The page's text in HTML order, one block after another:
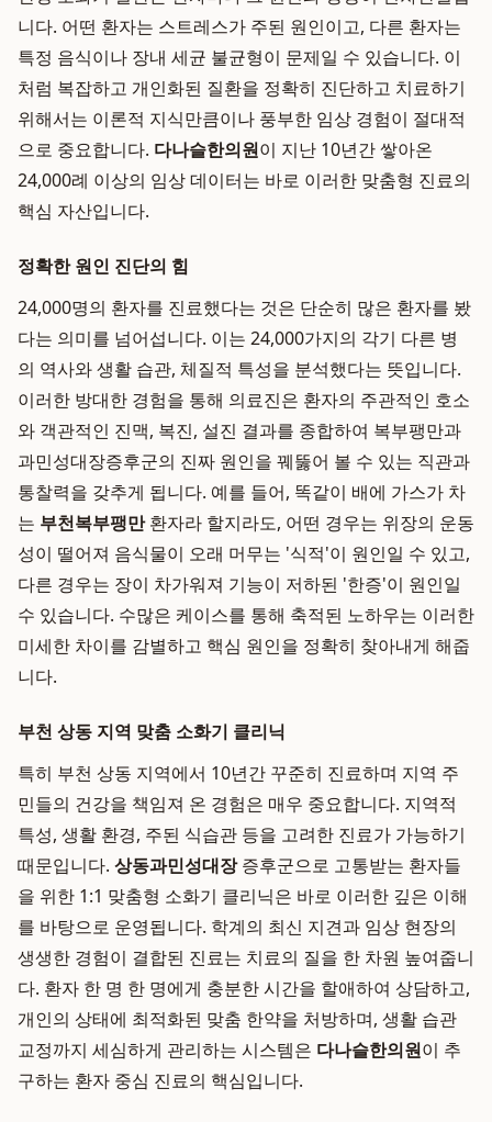
니다. 어떤 환자는 스트레스가 주된 원인이고, 다른 환자는
특정 음식이나 장내 세균 불균형이 문제일 수 있습니다. 이
처럼 복잡하고 개인화된 질환을 정확히 진단하고 치료하기
위해서는 이론적 지식만큼이나 풍부한 임상 경험이 절대적
으로 중요합니다. 다나슬한의원이 지난 10년간 쌓아온
24,000례 이상의 임상 데이터는 바로 이러한 맞춤형 진료의
핵심 자산입니다.
정확한 원인 진단의 힘
24,000명의 환자를 진료했다는 것은 단순히 많은 환자를 봤
다는 의미를 넘어섭니다. 이는 24,000가지의 각기 다른 병
의 역사와 생활 습관, 체질적 특성을 분석했다는 뜻입니다.
이러한 방대한 경험을 통해 의료진은 환자의 주관적인 호소
와 객관적인 진맥, 복진, 설진 결과를 종합하여 복부팽만과
과민성대장증후군의 진짜 원인을 꿰뚫어 볼 수 있는 직관과
통찰력을 갖추게 됩니다. 예를 들어, 똑같이 배에 가스가 차
는 부천복부팽만환자라 할지라도, 어떤 경우는 위장의 운동
성이 떨어져 음식물이 오래 머무는 '식적'이 원인일 수 있고,
다른 경우는 장이 차가워져 기능이 저하된 '한증'이 원인일
수 있습니다. 수많은 케이스를 통해 축적된 노하우는 이러한
미세한 차이를 감별하고 핵심 원인을 정확히 찾아내게 해줍
니다.
부천 상동 지역 맞춤 소화기 클리닉
특히 부천 상동 지역에서 10년간 꾸준히 진료하며 지역 주
민들의 건강을 책임져 온 경험은 매우 중요합니다. 지역적
특성, 생활 환경, 주된 식습관 등을 고려한 진료가 가능하기
때문입니다. 상동과민성대장증후군으로 고통받는 환자들
을 위한 1:1 맞춤형 소화기 클리닉은 바로 이러한 깊은 이해
를 바탕으로 운영됩니다. 학계의 최신 지견과 임상 현장의
생생한 경험이 결합된 진료는 치료의 질을 한 차원 높여줍니
다. 환자 한 명 한 명에게 충분한 시간을 할애하여 상담하고,
개인의 상태에 최적화된 맞춤 한약을 처방하며, 생활 습관
교정까지 세심하게 관리하는 시스템은 다나슬한의원이 추
구하는 환자 중심 진료의 핵심입니다.